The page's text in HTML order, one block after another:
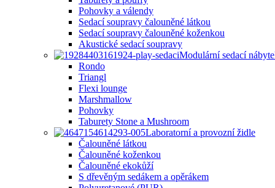
Pohovky a válendy
Sedací soupravy čalouněné látkou
Sedací soupravy čalouněné koženkou
Akustické sedací soupravy
Modulární sedací
Rondo
Triangl
Flexi lounge
Marshmallow
Pohovky
Taburety Stone a Mushroom
Laboratorní a provozní židle
Čalouněné látkou
Čalouněné koženkou
Čalouněné ekokůží
S dřevěným sedákem a opěrákem